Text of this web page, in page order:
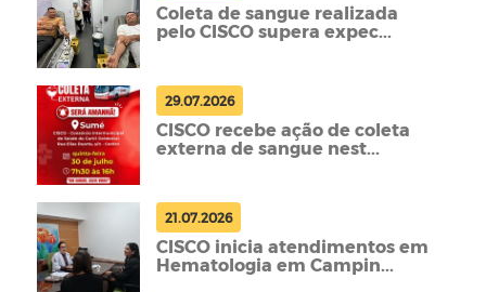
Coleta de sangue realizada
pelo CISCO supera expec...
29.07.2026
CISCO recebe ação de coleta
externa de sangue nest...
21.07.2026
CISCO inicia atendimentos em
Hematologia em Campin...